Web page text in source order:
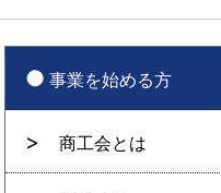
事業を始める方
商工会とは